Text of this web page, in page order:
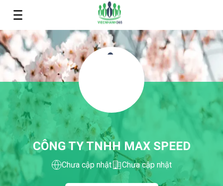
CÔNG TY TNHH MAX SPEED
Chưa cập nhật Chưa cập nhật